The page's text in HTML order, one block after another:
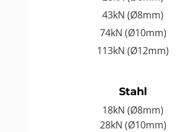
43kN (Ø8mm)
74kN (Ø10mm)
113kN (Ø12mm)
Stahl
18kN (Ø8mm)
28kN (Ø10mm)